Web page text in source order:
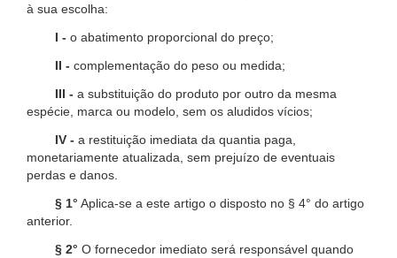
à sua escolha:
I - o abatimento proporcional do preço;
II - complementação do peso ou medida;
III - a substituição do produto por outro da mesma
espécie, marca ou modelo, sem os aludidos vícios;
IV - a restituição imediata da quantia paga,
monetariamente atualizada, sem prejuízo de eventuais
perdas e danos.
§ 1° Aplica-se a este artigo o disposto no § 4° do artigo
anterior.
§ 2° O fornecedor imediato será responsável quando